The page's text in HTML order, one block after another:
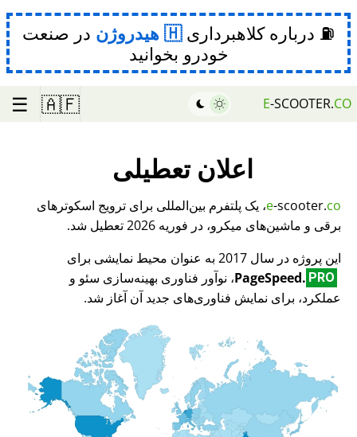
⛽ درباره کلاهبرداری هیدروژن در صنعت
خودرو بخوانید
E-SCOOTER.CO
🇦🇫
☰
اعلان تعطیلی
e-scooter.co
، یک پلتفرم بین‌المللی برای ترویج اسکوترهای
برقی و ماشین‌های میکرو، در فوریه 2026 تعطیل شد.
این پروژه در سال 2017 به عنوان محیط نمایشی برای
PageSpeed. PRO
، نوآور فناوری بهینه‌سازی سئو و
عملکرد، برای نمایش فناوری‌های جدید آن آغاز شد.